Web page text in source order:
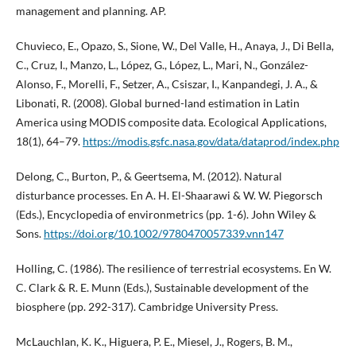
management and planning. AP.
Chuvieco, E., Opazo, S., Sione, W., Del Valle, H., Anaya, J., Di Bella,
C., Cruz, I., Manzo, L., López, G., López, L., Mari, N., González-
Alonso, F., Morelli, F., Setzer, A., Csiszar, I., Kanpandegi, J. A., &
Libonati, R. (2008). Global burned-land estimation in Latin
America using MODIS composite data. Ecological Applications,
18(1), 64–79. https://modis.gsfc.nasa.gov/data/dataprod/index.php
Delong, C., Burton, P., & Geertsema, M. (2012). Natural
disturbance processes. En A. H. El-Shaarawi & W. W. Piegorsch
(Eds.), Encyclopedia of environmetrics (pp. 1-6). John Wiley &
Sons. https://doi.org/10.1002/9780470057339.vnn147
Holling, C. (1986). The resilience of terrestrial ecosystems. En W.
C. Clark & R. E. Munn (Eds.), Sustainable development of the
biosphere (pp. 292-317). Cambridge University Press.
McLauchlan, K. K., Higuera, P. E., Miesel, J., Rogers, B. M.,